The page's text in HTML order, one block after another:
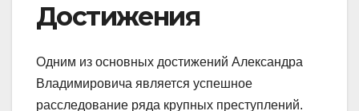
Достижения
Одним из основных достижений Александра
Владимировича является успешное
расследование ряда крупных преступлений.